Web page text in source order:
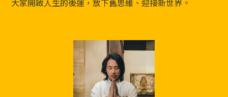
大家開啟人生的後運，放下舊思維、迎接新世界。